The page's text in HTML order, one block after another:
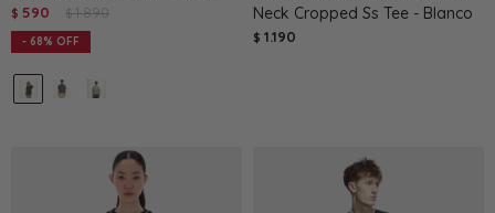
$ 590 $ 1.890
68
Neck Cropped Ss Tee - Blanco
$ 1.190